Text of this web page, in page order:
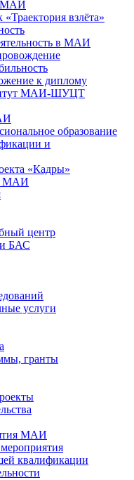
МАИ
взлёта»
в МАИ
к диплому
МАИ-ШУЦТ
образование
и
«Кадры»
МАИ
центр
БАС
услуги
гранты
МАИ
квалификации